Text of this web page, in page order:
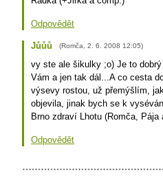
Odpovědět
Jůůů (Romča 2. 6. 2008 12:05)
vy ste ale šikulky ;o) Je to
Vám a jen tak dál...A co cesta
výsevy rostou, už přemýšlím,
objevila, jinak bych se k
Brno zdraví Lhotu (Romča, Pája
Odpovědět